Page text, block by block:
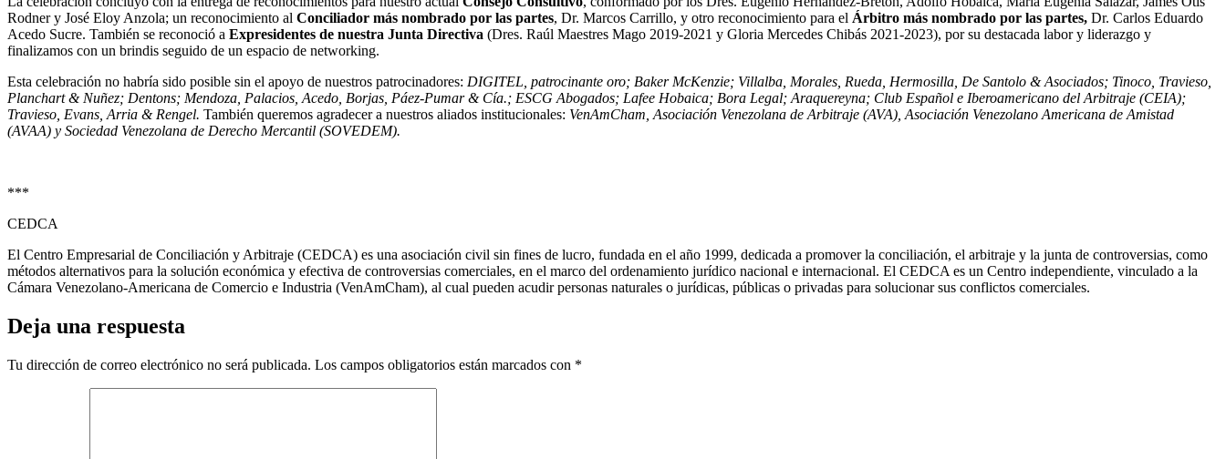
Rodner y José Eloy Anzola; un reconocimiento al Conciliador más nombrado por las partes, Dr. Marcos Carrillo, y otro reconocimiento para el Árbitro más nombrado por las partes, Dr. Carlos Eduardo
Acedo Sucre. También se reconoció a Expresidentes de nuestra Junta Directiva (Dres. Raúl Maestres Mago 2019-2021 y Gloria Mercedes Chibás 2021-2023), por su destacada labor y liderazgo y
finalizamos con un brindis seguido de un espacio de networking.
Esta celebración no habría sido posible sin el apoyo de nuestros patrocinadores: DIGITEL, patrocinante oro; Baker McKenzie; Villalba, Morales, Rueda, Hermosilla, De Santolo & Asociados; Tinoco, Travieso,
Planchart & Nuñez; Dentons; Mendoza, Palacios, Acedo, Borjas, Páez-Pumar & Cía.; ESCG Abogados; Lafee Hobaica; Bora Legal; Araquereyna; Club Español e Iberoamericano del Arbitraje (CEIA);
Travieso, Evans, Arria & Rengel. También queremos agradecer a nuestros aliados institucionales: VenAmCham, Asociación Venezolana de Arbitraje (AVA), Asociación Venezolano Americana de Amistad
(AVAA) y Sociedad Venezolana de Derecho Mercantil (SOVEDEM).
***
CEDCA
El Centro Empresarial de Conciliación y Arbitraje (CEDCA) es una asociación civil sin fines de lucro, fundada en el año 1999, dedicada a promover la conciliación, el arbitraje y la junta de controversias, como
métodos alternativos para la solución económica y efectiva de controversias comerciales, en el marco del ordenamiento jurídico nacional e internacional. El CEDCA es un Centro independiente, vinculado a la
Cámara Venezolano-Americana de Comercio e Industria (VenAmCham), al cual pueden acudir personas naturales o jurídicas, públicas o privadas para solucionar sus conflictos comerciales.
Deja una respuesta
Tu dirección de correo electrónico no será publicada. Los campos obligatorios están marcados con *